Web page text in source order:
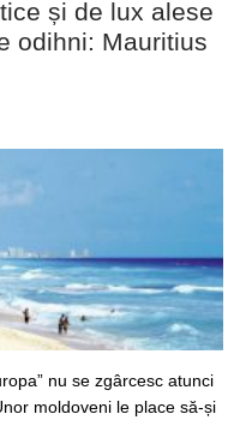
și de lux alese
odihni: Mauritius
nu se zgârcesc atunci
moldoveni le place să-și